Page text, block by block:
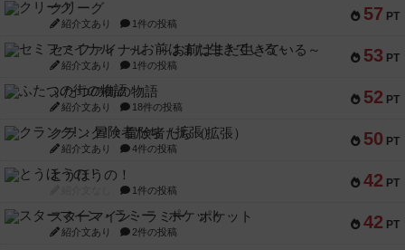
57 PT
クリーグ
紹介文あり 1件の投稿
53 PT
セミファイナル ～お前はまだ生きている～
紹介文あり 1件の投稿
52 PT
ふたつの街の物語
紹介文あり 18件の投稿
50 PT
クランク! ：冒険者たち（拡張）
紹介文あり 4件の投稿
42 PT
とうほうの！
1件の投稿
42 PT
スターマイン・ラミー ポケット
紹介文あり 2件の投稿